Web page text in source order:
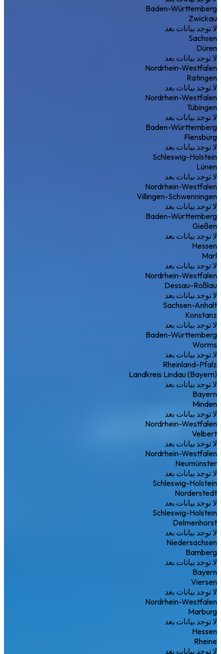
Baden-Württemberg
Zwickau
لا توجد بيانات بعد
Sachsen
Düren
لا توجد بيانات بعد
Nordrhein-Westfalen
Ratingen
لا توجد بيانات بعد
Nordrhein-Westfalen
Tübingen
لا توجد بيانات بعد
Baden-Württemberg
Flensburg
لا توجد بيانات بعد
Schleswig-Holstein
Lünen
لا توجد بيانات بعد
Nordrhein-Westfalen
Villingen-Schwenningen
لا توجد بيانات بعد
Baden-Württemberg
Gießen
لا توجد بيانات بعد
Hessen
Marl
لا توجد بيانات بعد
Nordrhein-Westfalen
Dessau-Roßlau
لا توجد بيانات بعد
Sachsen-Anhalt
Konstanz
لا توجد بيانات بعد
Baden-Württemberg
Worms
لا توجد بيانات بعد
Rheinland-Pfalz
Landkreis Lindau (Bayern)
لا توجد بيانات بعد
Bayern
Minden
لا توجد بيانات بعد
Nordrhein-Westfalen
Velbert
لا توجد بيانات بعد
Nordrhein-Westfalen
Neumünster
لا توجد بيانات بعد
Schleswig-Holstein
Norderstedt
لا توجد بيانات بعد
Schleswig-Holstein
Delmenhorst
لا توجد بيانات بعد
Niedersachsen
Bamberg
لا توجد بيانات بعد
Bayern
Viersen
لا توجد بيانات بعد
Nordrhein-Westfalen
Marburg
لا توجد بيانات بعد
Hessen
Rheine
لا توجد بيانات بعد